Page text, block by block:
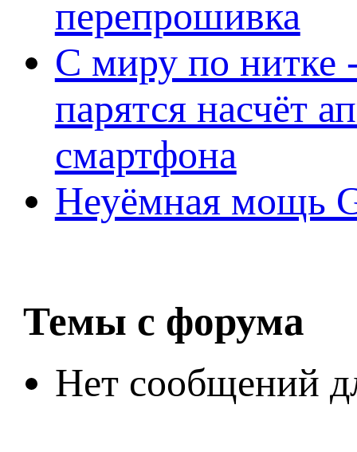
перепрошивка
С миру по нитке
парятся насчёт
смартфона
Неуёмная мощь
Темы с форума
Нет сообщений